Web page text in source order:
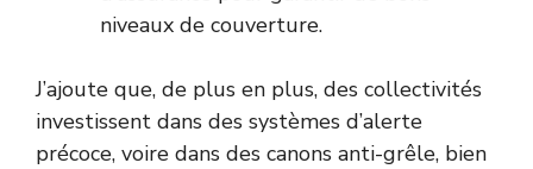
niveaux de couverture.
J’ajoute que, de plus en plus, des collectivités
investissent dans des systèmes d’alerte
précoce, voire dans des canons anti-grêle, bien